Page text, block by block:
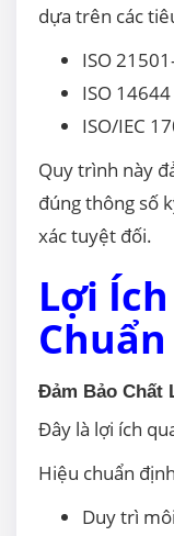
dựa trên các
ISO
ISO 14644
ISO/IEC
Quy trình này
đúng thông số
xác tuyệt đối.
Lợi
Đảm Bảo Chất
Đây là lợi ích
Hiệu chuẩn
Duy trì